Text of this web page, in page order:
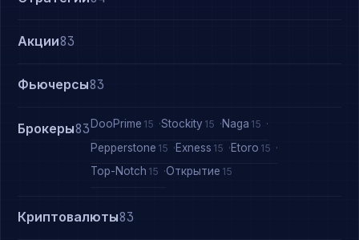
Акции83
Фьючерсы83
Брокеры83 DooPrime 15 Stockity 15 Naga 15
Pepperstone 15 Exness 15 Etoro 15
Top-Notch 15 Открытие 15
Криптовалюты83